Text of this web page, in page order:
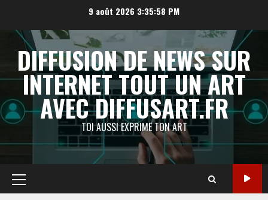
contenu
9 août 2026 3:35:59 PM
DIFFUSION DE NEWS SUR
INTERNET TOUT UN ART
AVEC DIFFUSART.FR
TOI AUSSI EXPRIME TON ART
Menu
principal